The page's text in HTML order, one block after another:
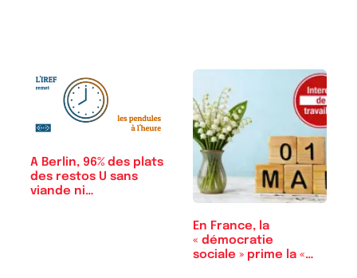
A Berlin, 96% des plats
des restos U sans
viande ni…
En France, la
« démocratie
sociale » prime la «…